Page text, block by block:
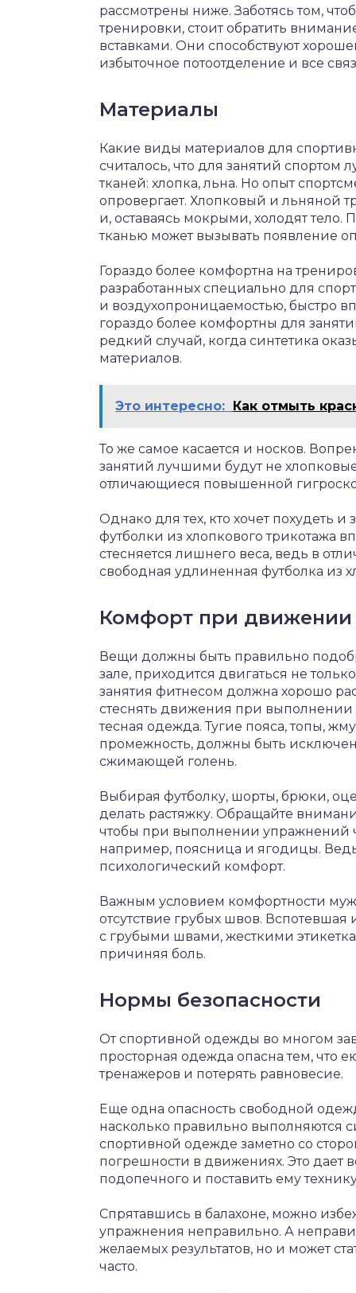
рассмотрены ниже. Заботясь том,
тренировки, стоит обратить
вставками. Они способствуют
избыточное потоотделение и все
Материалы
Какие виды материалов для
считалось, что для занятий спортом
тканей: хлопка, льна. Но опыт
опровергает. Хлопковый и льняной
и, оставаясь мокрыми, холодят
тканью может вызывать появление
Гораздо более комфортна на
разработанных специально для
и воздухопроницаемостью, быстро
гораздо более комфортны для
редкий случай, когда синтетика
материалов.
Это интересно: Как отмыть
То же самое касается и носков.
занятий лучшими будут не
отличающиеся повышенной
Однако для тех, кто хочет похудеть
футболки из хлопкового трикотажа
стесняется лишнего веса, ведь в
свободная удлиненная футболка из
Комфорт при движении
Вещи должны быть правильно
зале, приходится двигаться не
занятия фитнесом должна хорошо
стеснять движения при
тесная одежда. Тугие пояса, топы,
промежность, должны быть
сжимающей голень.
Выбирая футболку, шорты, брюки,
делать растяжку. Обращайте
чтобы при выполнении упражнений
например, поясница и ягодицы.
психологический комфорт.
Важным условием комфортности
отсутствие грубых швов.
с грубыми швами, жесткими
причиняя боль.
Нормы безопасности
От спортивной одежды во многом
просторная одежда опасна тем, что
тренажеров и потерять равновесие.
Еще одна опасность свободной
насколько правильно выполняются
спортивной одежде заметно со
погрешности в движениях. Это дает
подопечного и поставить ему
Спрятавшись в балахоне, можно
упражнения неправильно. А
желаемых результатов, но и может
часто.